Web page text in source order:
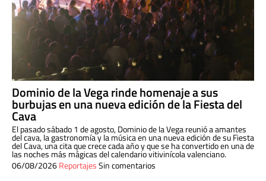
Dominio de la Vega rinde homenaje a sus
burbujas en una nueva edición de la Fiesta del
Cava
El pasado sábado 1 de agosto, Dominio de la Vega reunió a amantes
del cava, la gastronomía y la música en una nueva edición de su Fiesta
del Cava, una cita que crece cada año y que se ha convertido en una de
las noches más mágicas del calendario vitivinícola valenciano.
06/08/2026ReportajesSin comentarios